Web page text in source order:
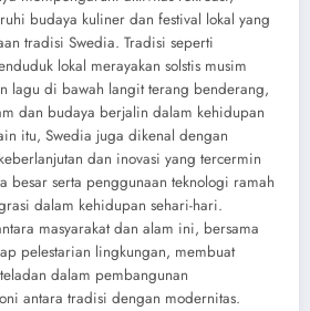
budaya kuliner dan festival lokal yang
tradisi Swedia. Tradisi seperti
lokal merayakan solstis musim
lagu di bawah langit terang benderang,
dan budaya berjalin dalam kehidupan
itu, Swedia juga dikenal dengan
dan inovasi yang tercermin
besar serta penggunaan teknologi ramah
dalam kehidupan sehari-hari.
masyarakat dan alam ini, bersama
pelestarian lingkungan, membuat
dalam pembangunan
antara tradisi dengan modernitas.